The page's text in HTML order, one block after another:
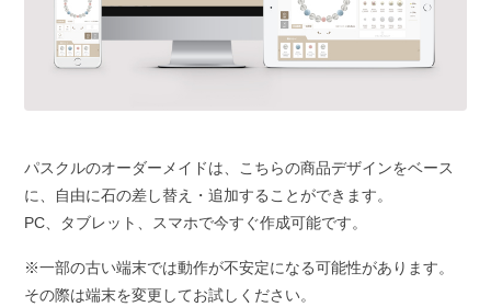
パスクルのオーダーメイドは、こちらの商品デザインをベース
に、自由に石の差し替え・追加することができます。
PC、タブレット、スマホで今すぐ作成可能です。
※一部の古い端末では動作が不安定になる可能性があります。
その際は端末を変更してお試しください。